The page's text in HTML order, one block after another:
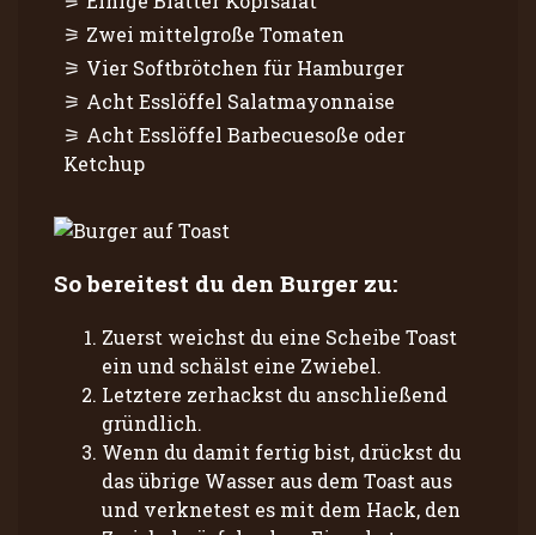
Zwei mittelgroße Tomaten
Vier Softbrötchen für Hamburger
Acht Esslöffel Salatmayonnaise
Acht Esslöffel Barbecuesoße oder
Ketchup
So bereitest du den Burger zu:
Zuerst weichst du eine Scheibe Toast
ein und schälst eine Zwiebel.
Letztere zerhackst du anschließend
gründlich.
Wenn du damit fertig bist, drückst du
das übrige Wasser aus dem Toast aus
und verknetest es mit dem Hack, den